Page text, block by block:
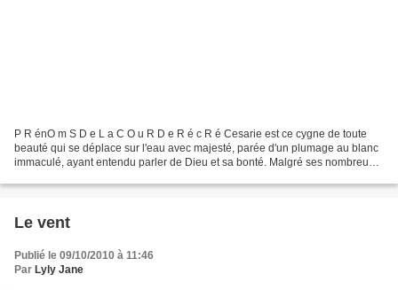
P R énO m S D e L a C O u R D e R é c R é Cesarie est ce cygne de toute
beauté qui se déplace sur l'eau avec majesté, parée d'un plumage au blanc
immaculé, ayant entendu parler de Dieu et sa bonté. Malgré ses nombreux
Le vent
Publié le 09/10/2010 à 11:46
Par Lyly Jane